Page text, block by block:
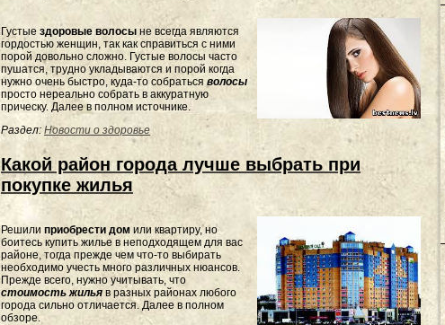
Густые здоровые волосыне всегда являются
гордостью женщин, так как справиться с ними
порой довольно сложно. Густые волосы часто
пушатся, трудно укладываются и порой когда
нужно очень быстро, куда-то собраться волосы
просто нереально собрать в аккуратную
прическу. Далее в полном источнике.
Раздел: Новости о здоровье
Какой район города лучше выбрать при
покупке жилья
Решили приобрести дом или квартиру, но
боитесь купить жилье в неподходящем для вас
районе, тогда прежде чем что-то выбирать
необходимо учесть много различных нюансов.
Прежде всего, нужно учитывать, что
стоимость жилья в разных районах любого
города сильно отличается. Далее в полном
обзоре.